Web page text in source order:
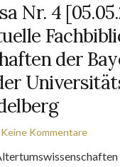
Nr. 4
der
Keine Kommentare